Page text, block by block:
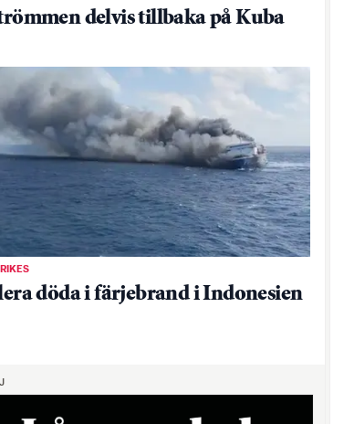
delvis tillbaka på Kuba
döda i färjebrand i Indonesien